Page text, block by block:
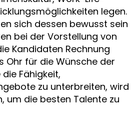
legen.
sich dessen bewusst sein
bei der Vorstellung von
Kandidaten Rechnung
Ohr für die Wünsche der
Fähigkeit,
zu unterbreiten, wird
um die besten Talente zu